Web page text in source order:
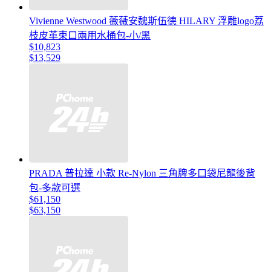
Vivienne Westwood 薇薇安魏斯伍德 HILARY 浮雕logo荔
枝皮革束口兩用水桶包-小/黑
$10,823
$13,529
PRADA 普拉達 小款 Re-Nylon 三角牌多口袋尼龍後背
包-多款可選
$61,150
$63,150